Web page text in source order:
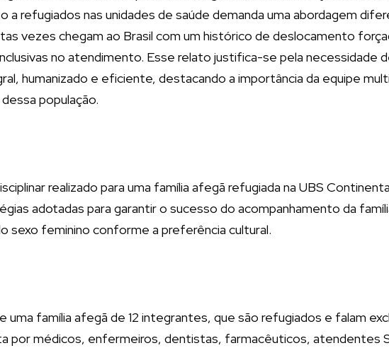
refugiados nas unidades de saúde demanda uma abordagem
vezes chegam ao Brasil com um histórico de deslocamento
no atendimento. Esse relato justifica-se pela necessidade
humanizado e eficiente, destacando a importância da equipe
população.
realizado para uma família afegã refugiada na UBS
adotadas para garantir o sucesso do acompanhamento da
sexo feminino conforme a preferência cultural.
família afegã de 12 integrantes, que são refugiados e falam
por médicos, enfermeiros, dentistas, farmacêuticos, atendentes